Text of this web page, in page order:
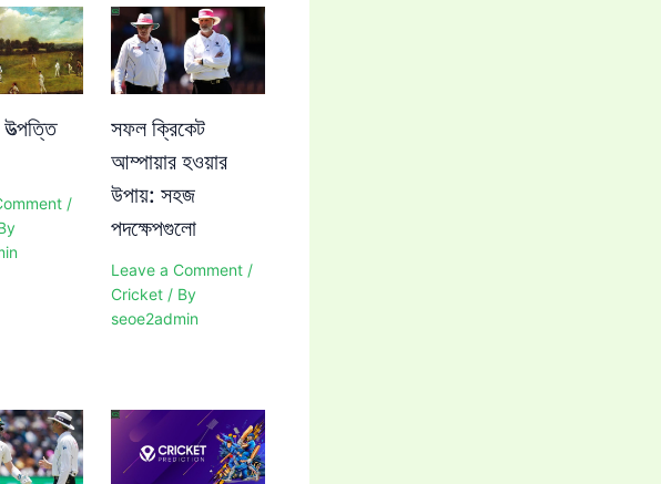
/
সফল ক্রিকেট
আম্পায়ার হওয়ার
উপায়: সহজ
পদক্ষেপগুলো
Leave a Comment /
Cricket / By
seoe2admin